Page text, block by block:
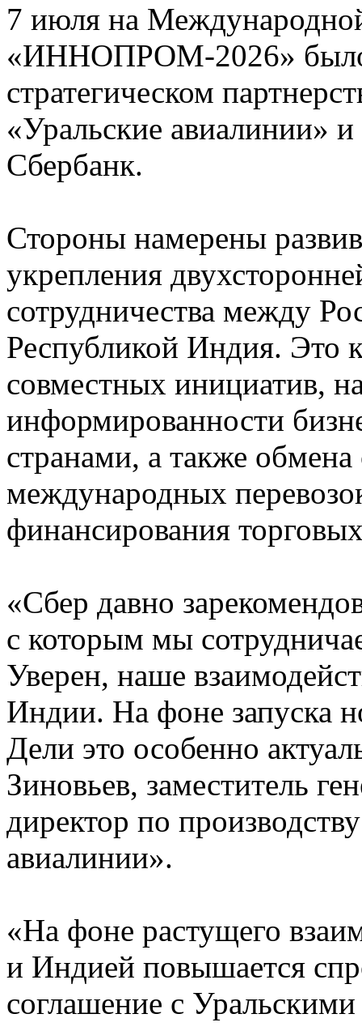
7 июля на
«ИННОПРОМ-2026» было
стратегическом
«Уральские
Сбербанк.
Стороны намерены
укрепления
сотрудничества между
Республикой Индия. Это
совместных инициатив,
информированности
странами, а также
международных
финансирования
«Сбер давно
с которым мы
Уверен, наше
Индии. На фоне запуска
Дели это особенно
Зиновьев, заместитель
директор по
авиалинии».
«На фоне растущего
и Индией повышается
соглашение с